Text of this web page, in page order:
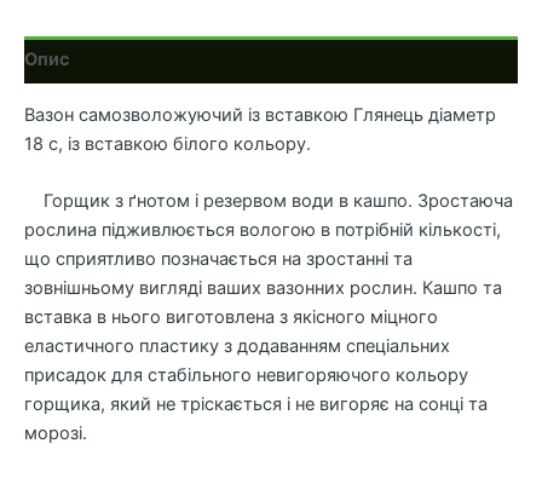
Опис
Вазон самозволожуючий із вставкою Глянець діаметр
18 с, із вставкою білого кольору.
Горщик з ґнотом і резервом води в кашпо. Зростаюча
рослина підживлюється вологою в потрібній кількості,
що сприятливо позначається на зростанні та
зовнішньому вигляді ваших вазонних рослин. Кашпо та
вставка в нього виготовлена ​​з якісного міцного
еластичного пластику з додаванням спеціальних
присадок для стабільного невигоряючого кольору
горщика, який не тріскається і не вигоряє на сонці та
морозі.